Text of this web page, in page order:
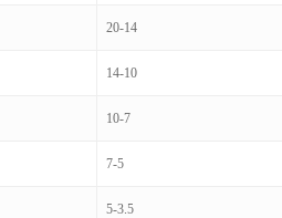
20-14
14-10
10-7
7-5
5-3.5